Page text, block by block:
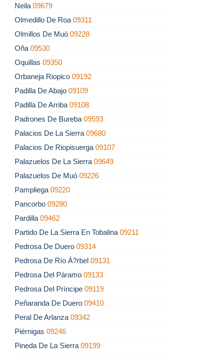
Neila 09679
Olmedillo De Roa 09311
Olmillos De Muó 09228
Oña 09530
Oquillas 09350
Orbaneja Riopico 09192
Padilla De Abajo 09109
Padilla De Arriba 09108
Padrones De Bureba 09593
Palacios De La Sierra 09680
Palacios De Riopisuerga 09107
Palazuelos De La Sierra 09649
Palazuelos De Muó 09226
Pampliega 09220
Pancorbo 09280
Pardilla 09462
Partido De La Sierra En Tobalina 09211
Pedrosa De Duero 09314
Pedrosa De Río Á?rbel 09131
Pedrosa Del Páramo 09133
Pedrosa Del Príncipe 09119
Peñaranda De Duero 09410
Peral De Arlanza 09342
Piérnigas 09246
Pineda De La Sierra 09199